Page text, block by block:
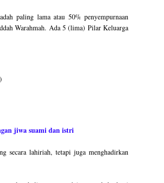
paling lama atau 50% penyempurnaan
Warahmah. Ada 5 (lima) Pilar Keluarga
jiwa suami dan istri
secara lahiriah, tetapi juga menghadirkan